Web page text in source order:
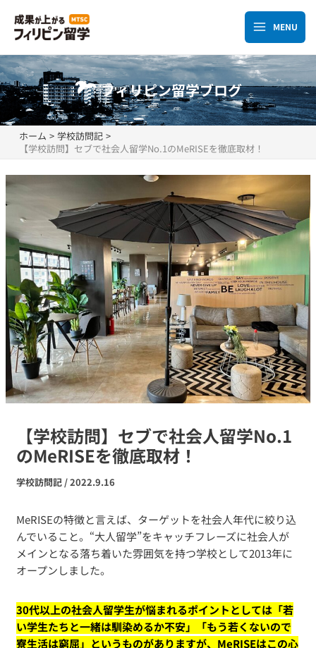
ス
キ
ッ
Main
Menu
MENU
フィリピン留学ブログ
ホーム
学校訪問記
【学校訪問】セブで社会人留学No.1のMeRISEを徹底取材！
【学校訪問】セブで社会人留学No.1
のMeRISEを徹底取材！
学校訪問記 /2022.9.16
MeRISEの特徴と言えば、ターゲットを社会人年代に絞り込
んでいること。“大人留学”をキャッチフレーズに社会人が
メインとなる落ち着いた雰囲気を持つ学校として2013年に
オープンしました。
30代以上の社会人留学生が悩まれるポイントとしては「若
い学生たちと一緒は馴染めるか不安」「もう若くないので
寮生活は窮屈」というものがありますが、MeRISEはこの心